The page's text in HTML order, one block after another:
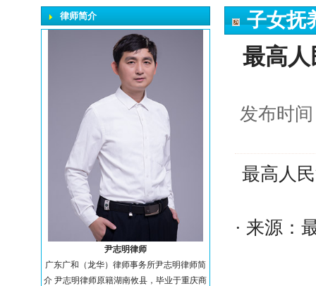
律师简介
尹志明律师
广东广和（龙华）律师事务所尹志明律师简
介 尹志明律师原籍湖南攸县，毕业于重庆商
子女抚
最高
发布时
最高人
· 来源：